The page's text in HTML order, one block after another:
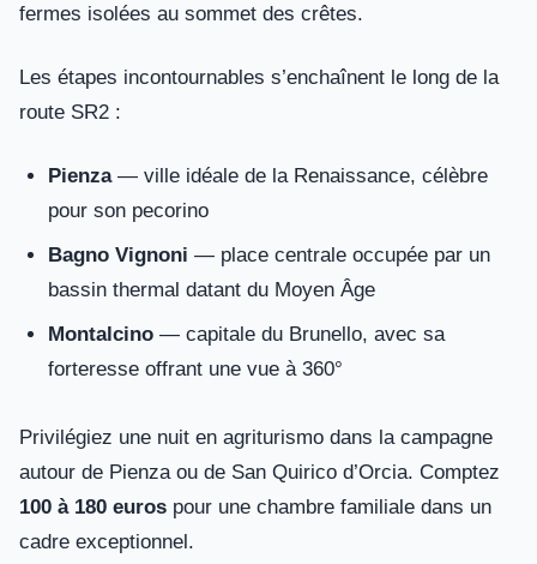
fermes isolées au sommet des crêtes.
Les étapes incontournables s’enchaînent le long de la
route SR2 :
Pienza— ville idéale de la Renaissance, célèbre
pour son pecorino
Bagno Vignoni — place centrale occupée par un
bassin thermal datant du Moyen Âge
Montalcino — capitale du Brunello, avec sa
forteresse offrant une vue à 360°
Privilégiez une nuit en agriturismo dans la campagne
autour de Pienza ou de San Quirico d’Orcia. Comptez
100 à 180 euros pour une chambre familiale dans un
cadre exceptionnel.